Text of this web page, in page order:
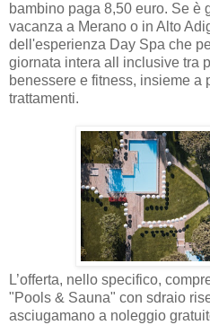
bambino paga 8,50 euro. Se è
vacanza a Merano o in Alto
dell'esperienza Day Spa che
giornata intera all inclusive tra
benessere e fitness, insieme a
trattamenti.
L’offerta, nello specifico,
"Pools & Sauna" con sdraio
asciugamano a noleggio